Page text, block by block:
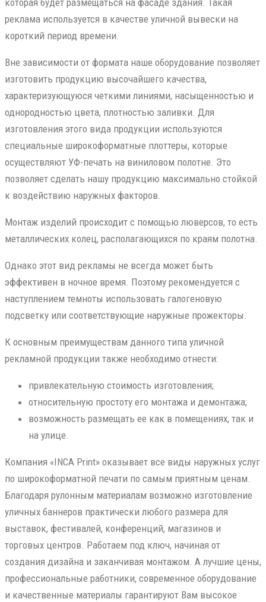
которая будет размещаться на фасаде здания. Такая
реклама используется в качестве уличной вывески на
короткий период времени.
Вне зависимости от формата наше оборудование позволяет
изготовить продукцию высочайшего качества,
характеризующуюся четкими линиями, насыщенностью и
однородностью цвета, плотностью заливки. Для
изготовления этого вида продукции используются
специальные широкоформатные плоттеры, которые
осуществляют УФ-печать на виниловом полотне. Это
позволяет сделать нашу продукцию максимально стойкой
к воздействию наружных факторов.
Монтаж изделий происходит с помощью люверсов, то есть
металлических колец, располагающихся по краям полотна.
Однако этот вид рекламы не всегда может быть
эффективен в ночное время. Поэтому рекомендуется с
наступлением темноты использовать галогеновую
подсветку или соответствующие наружные прожекторы.
К основным преимуществам данного типа уличной
рекламной продукции также необходимо отнести:
привлекательную стоимость изготовления;
относительную простоту его монтажа и демонтажа;
возможность размещать ее как в помещениях, так и
на улице.
Компания «INCA Print» оказывает все виды наружных услуг
по широкоформатной печати по самым приятным ценам.
Благодаря рулонным материалам возможно изготовление
уличных баннеров практически любого размера для
выставок, фестивалей, конференций, магазинов и
торговых центров. Работаем под ключ, начиная от
создания дизайна и заканчивая монтажом. А лучшие цены,
профессиональные работники, современное оборудование
и качественные материалы гарантируют Вам высокое